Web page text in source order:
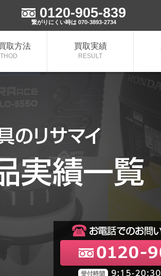
0120-905-839
繋がりにくい時は 070-3893-2734
取方法 買取実績
RESULT